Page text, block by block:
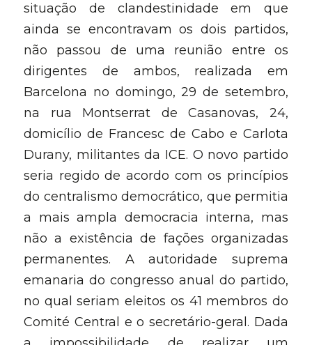
situação de clandestinidade em que
ainda se encontravam os dois partidos,
não passou de uma reunião entre os
dirigentes de ambos, realizada em
Barcelona no domingo, 29 de setembro,
na rua Montserrat de Casanovas, 24,
domicílio de Francesc de Cabo e Carlota
Durany, militantes da ICE. O novo partido
seria regido de acordo com os princípios
do centralismo democrático, que permitia
a mais ampla democracia interna, mas
não a existência de fações organizadas
permanentes. A autoridade suprema
emanaria do congresso anual do partido,
no qual seriam eleitos os 41 membros do
Comité Central e o secretário-geral. Dada